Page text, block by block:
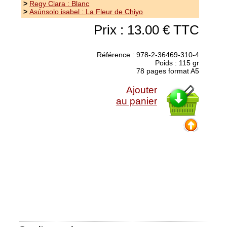
> Regy Clara : Blanc
> Asúnsolo isabel : La Fleur de Chiyo
Prix : 13.00 € TTC
Référence : 978-2-36469-310-4
Poids : 115 gr
78 pages format A5
Ajouter
au panier